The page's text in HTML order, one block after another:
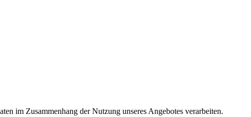
im Zusammenhang der Nutzung unseres Angebotes verarbeiten.